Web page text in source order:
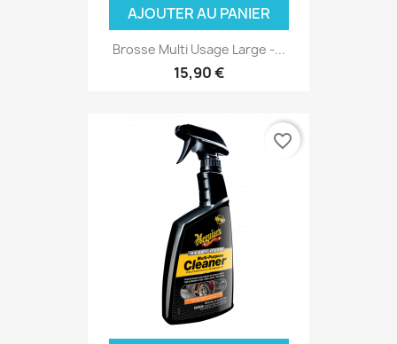
AJOUTER AU PANIER
Brosse Multi Usage Large -...
15,90 €
favorite_border